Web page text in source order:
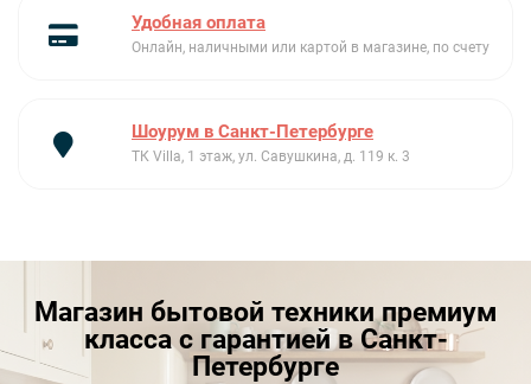
глубина 61.5 см
функций|цифровой дисплей
Удобная оплата
Онлайн, наличными или картой в магазине, по счету
Шоурум в Санкт-Петербурге
ТК Villa, 1 этаж, ул. Савушкина, д. 119 к. 3
Магазин бытовой техники премиум
класса с гарантией в Санкт-
Петербурге